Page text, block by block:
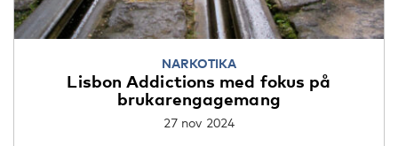
NARKOTIKA
Lisbon Addictions med fokus på
brukarengagemang
27 nov 2024